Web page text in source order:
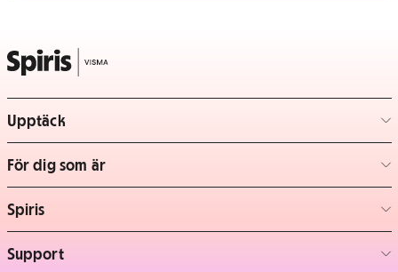
Upptäck
– klicka för att expandera lista
För dig som är
– klicka för att expandera lista
Spiris
– klicka för att expandera lista
Support
– klicka för att expandera lista